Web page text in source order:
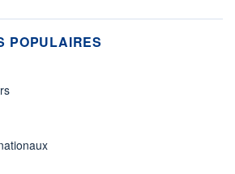
POPULAIRES